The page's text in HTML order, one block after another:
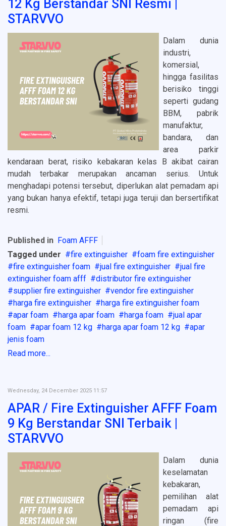
12 Kg Berstandar SNI Resmi |
STARVVO
Dalam dunia
industri,
komersial,
hingga fasilitas
berisiko tinggi
seperti gudang
BBM, pabrik
manufaktur,
bandara, dan
area parkir
kendaraan berat, risiko kebakaran kelas B akibat cairan
mudah terbakar merupakan ancaman serius. Untuk
menghadapi potensi tersebut, diperlukan alat pemadam api
yang bukan hanya efektif, tetapi juga teruji dan bersertifikat
resmi.
Published in Foam AFFF
Tagged under
fire extinguisher
foam fire extinguisher
fire extinguisher foam
jual fire extinguisher
jual fire
extinguisher foam afff
distributor fire extinguisher
supplier fire extinguisher
vendor fire extinguisher
harga fire extinguisher
harga fire extinguisher foam
apar foam
harga apar foam harga foam
jual apar
foam
apar foam 12 kg harga apar foam 12 kg
apar
jenis foam
Read more...
Wednesday, 24 December 2025 11:57
APAR / Fire Extinguisher AFFF Foam
9 Kg Berstandar SNI Terbaik |
STARVVO
Dalam dunia
keselamatan
kebakaran,
pemilihan alat
pemadam api
ringan (fire